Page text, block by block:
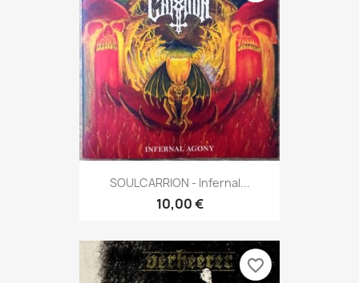
SOULCARRION - Infernal...
10,00 €
favorite_border